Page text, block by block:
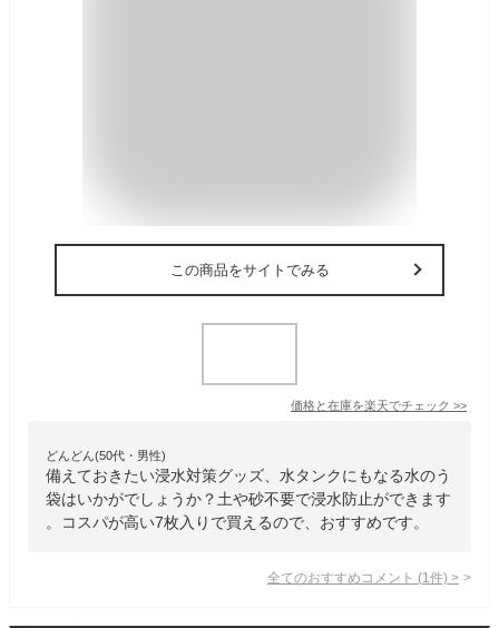
この商品をサイトでみる
価格と在庫を楽天でチェック >>
どんどん(50代・男性)
備えておきたい浸水対策グッズ、水タンクにもなる水のう
袋はいかがでしょうか？土や砂不要で浸水防止ができます
。コスパが高い7枚入りで買えるので、おすすめです。
全てのおすすめコメント (1 件) >